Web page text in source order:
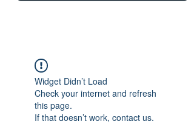
Widget Didn’t Load
Check your internet and refresh
this page.
If that doesn’t work, contact us.